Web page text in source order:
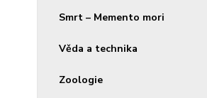
Smrt – Memento mori
Věda a technika
Zoologie